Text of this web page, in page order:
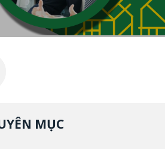
MỤC